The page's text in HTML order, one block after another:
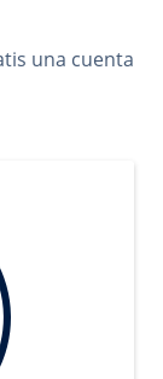
una cuenta